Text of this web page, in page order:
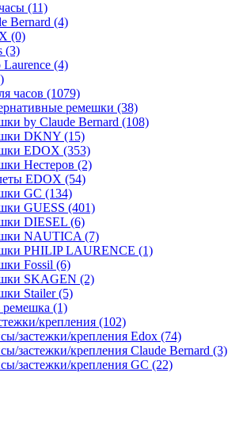
(11)
Bernard (4)
(0)
(3)
Laurence (4)
часов (1079)
ремешки (38)
by Claude Bernard (108)
DKNY (15)
EDOX (353)
Нестеров (2)
EDOX (54)
GC (134)
GUESS (401)
DIESEL (6)
NAUTICA (7)
PHILIP LAURENCE (1)
Fossil (6)
SKAGEN (2)
Stailer (5)
ремешка (1)
крепления (102)
застежки/крепления Edox (74)
застежки/крепления Claude Bernard (3)
застежки/крепления GC (22)